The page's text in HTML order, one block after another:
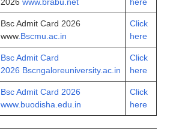
2026 www.brabu.net here
Bsc Admit Card 2026
www.Bscmu.ac.in
Click
here
Bsc Admit Card
2026 Bscngaloreuniversity.ac.in
Click
here
Bsc Admit Card 2026
www.buodisha.edu.in
Click
here